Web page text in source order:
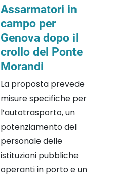
Assarmatori in
campo per
Genova dopo il
crollo del Ponte
Morandi
La proposta prevede
misure specifiche per
l’autotrasporto, un
potenziamento del
personale delle
istituzioni pubbliche
operanti in porto e un